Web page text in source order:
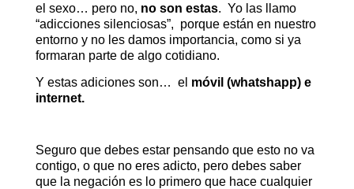
el sexo… pero no, no son estas. Yo las llamo
“adicciones silenciosas”, porque están en nuestro
entorno y no les damos importancia, como si ya
formaran parte de algo cotidiano.
Y estas adiciones son… el móvil (whatshapp) e
internet.
Seguro que debes estar pensando que esto no va
contigo, o que no eres adicto, pero debes saber
que la negación es lo primero que hace cualquier